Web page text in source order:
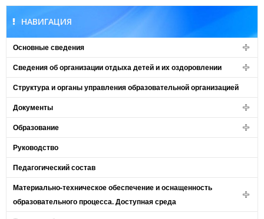
НАВИГАЦИЯ
Основные сведения
Сведения об организации отдыха детей и их оздоровлении
Структура и органы управления образовательной организацией
Документы
Образование
Руководство
Педагогический состав
Материально-техническое обеспечение и оснащенность
образовательного процесса. Доступная среда